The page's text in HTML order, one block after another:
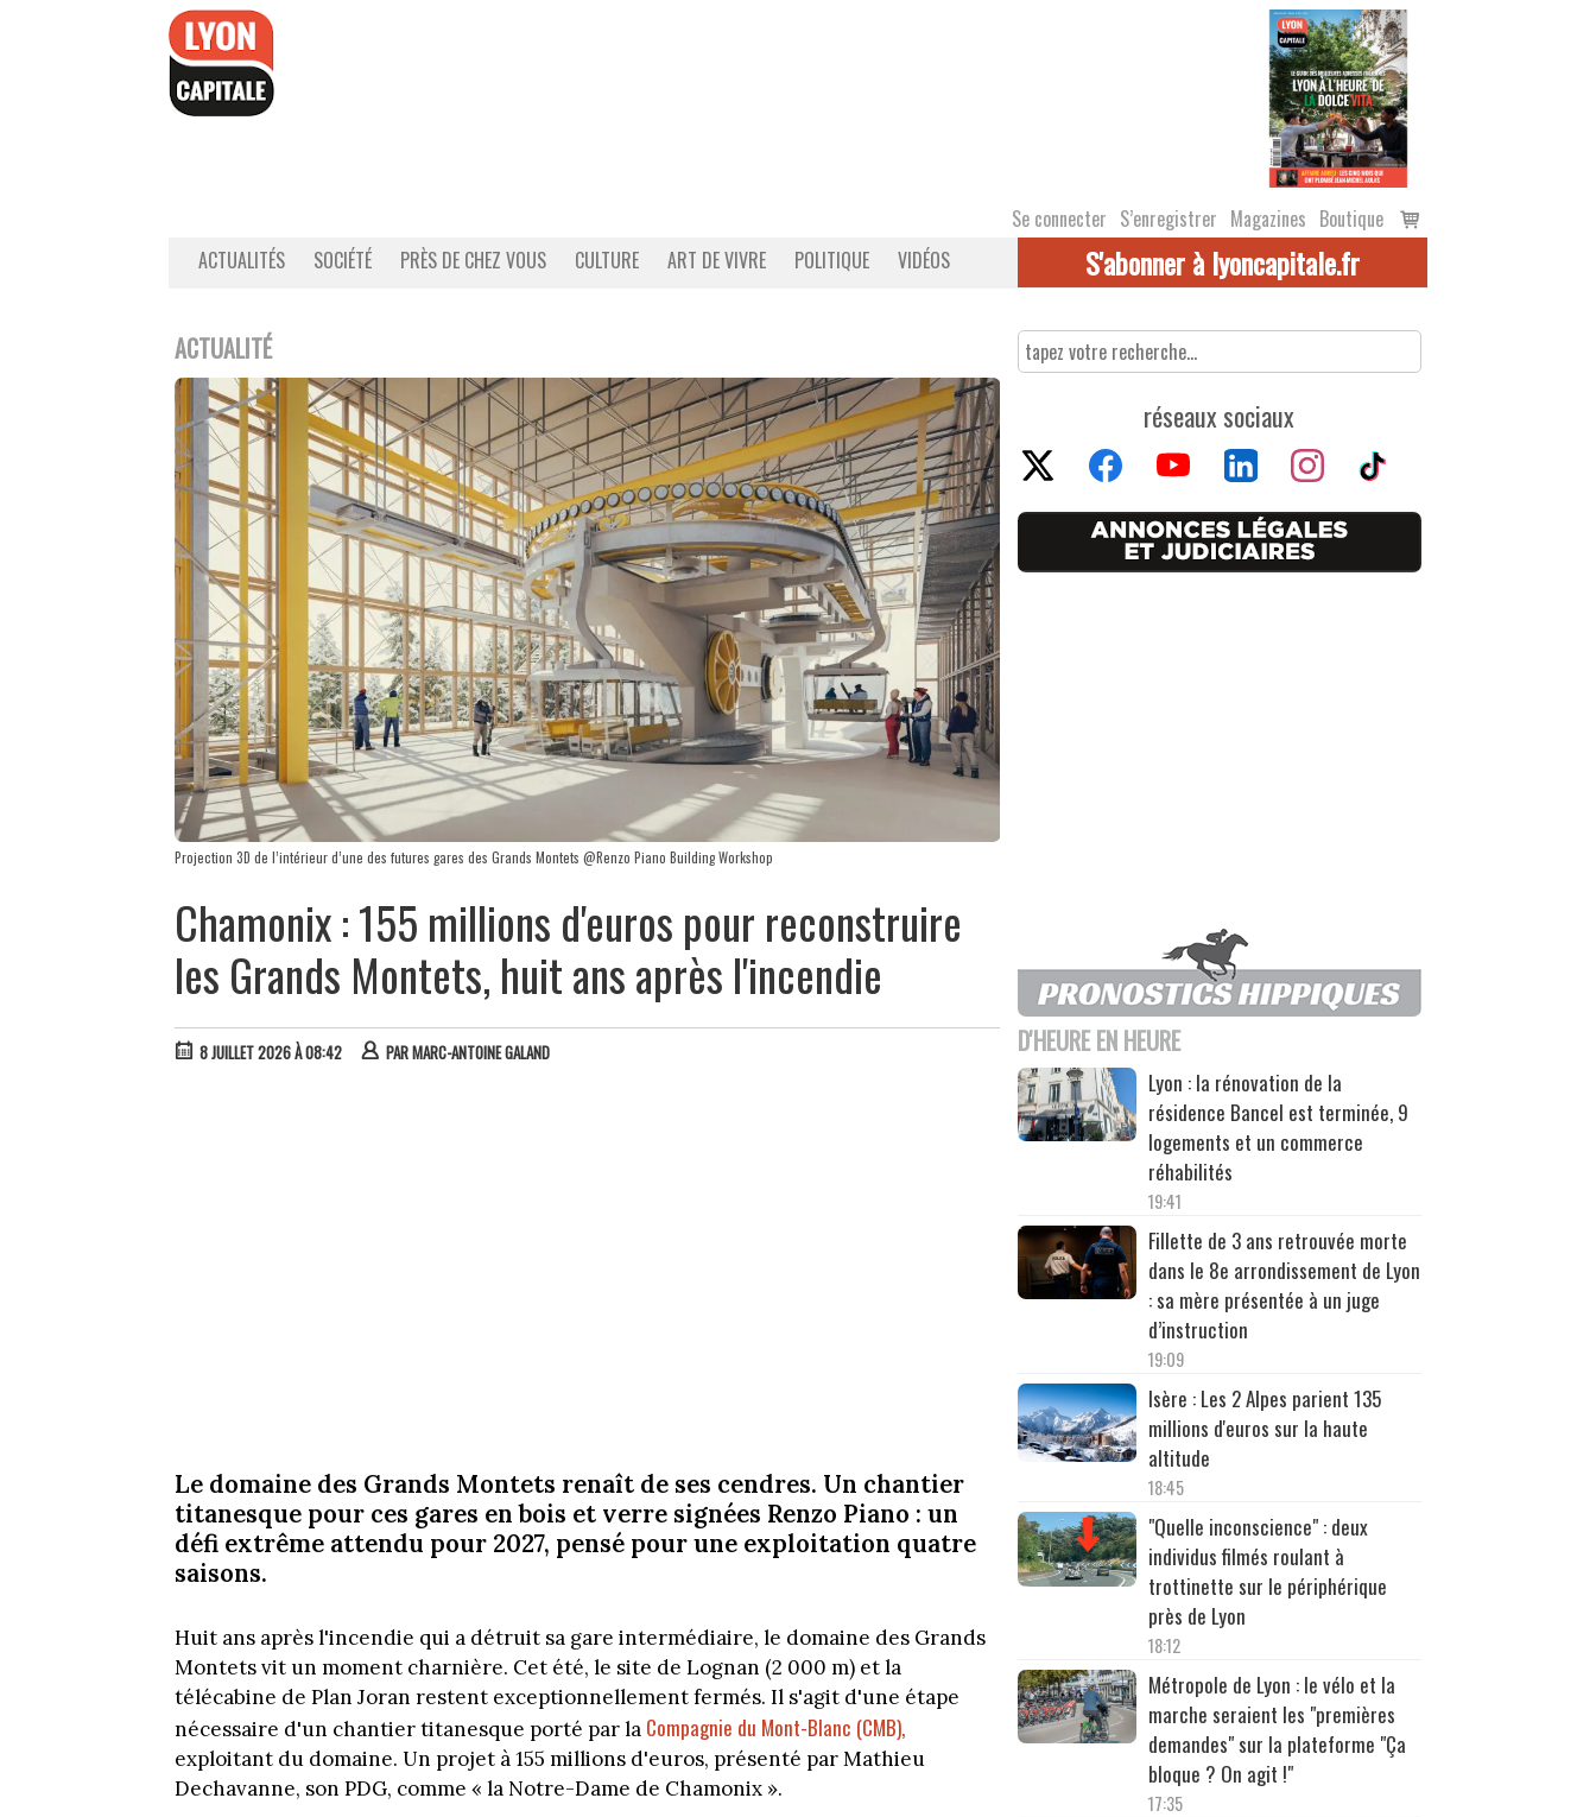
Se connecter S’enregistrer Magazines Boutique
Voir
le
ACTUALITÉS SOCIÉTÉ PRÈS DE CHEZ VOUS CULTURE ART DE VIVRE POLITIQUE VIDÉOS S'abonner à lyoncapitale.fr
ACTUALITÉ
Projection 3D de l’intérieur d’une des futures gares des Grands Montets @Renzo Piano Building Workshop
Chamonix : 155 millions d'euros pour reconstruire
les Grands Montets, huit ans après l'incendie
8 JUILLET 2026 À 08:42 PARMARC-ANTOINE GALAND
Le domaine des Grands Montets renaît de ses cendres. Un chantier
titanesque pour ces gares en bois et verre signées Renzo Piano : un
défi extrême attendu pour 2027, pensé pour une exploitation quatre
saisons.
Huit ans après l'incendie qui a détruit sa gare intermédiaire, le domaine des Grands
Montets vit un moment charnière. Cet été, le site de Lognan (2 000 m) et la
télécabine de Plan Joran restent exceptionnellement fermés. Il s'agit d'une étape
nécessaire d'un chantier titanesque porté par la Compagnie du Mont-Blanc (CMB),
exploitant du domaine. Un projet à 155 millions d'euros, présenté par Mathieu
Dechavanne, son PDG, comme « la Notre-Dame de Chamonix ».
réseaux sociaux
D'HEURE EN HEURE
Lyon : la rénovation de la
résidence Bancel est terminée, 9
logements et un commerce
réhabilités
19:41
Fillette de 3 ans retrouvée morte
dans le 8e arrondissement de Lyon
: sa mère présentée à un juge
d’instruction
19:09
Isère : Les 2 Alpes parient 135
millions d'euros sur la haute
altitude
18:45
"Quelle inconscience" : deux
individus filmés roulant à
trottinette sur le périphérique
près de Lyon
18:12
Métropole de Lyon : le vélo et la
marche seraient les "premières
demandes" sur la plateforme "Ça
bloque ? On agit !"
17:35